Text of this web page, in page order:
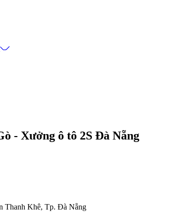
- Xưởng ô tô 2S Đà Nẵng
Thanh Khê, Tp. Đà Nẵng